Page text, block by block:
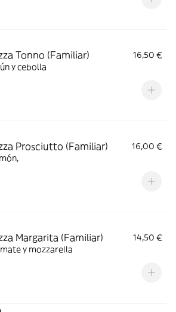
Tonno (Familiar)
16,50 €
y cebolla
Prosciutto (Familiar)
16,00 €
Margarita (Familiar)
14,50 €
y mozzarella